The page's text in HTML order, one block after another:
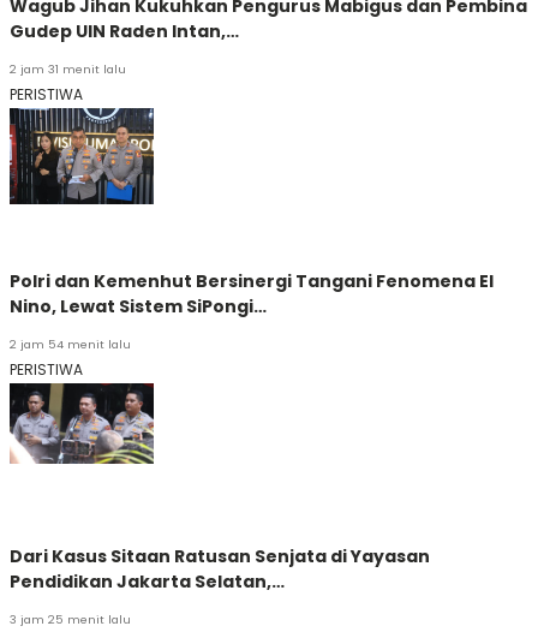
Wagub Jihan Kukuhkan Pengurus Mabigus dan Pembina
Gudep UIN Raden Intan,…
2 jam 31 menit lalu
PERISTIWA
Polri dan Kemenhut Bersinergi Tangani Fenomena El
Nino, Lewat Sistem SiPongi…
2 jam 54 menit lalu
PERISTIWA
Dari Kasus Sitaan Ratusan Senjata di Yayasan
Pendidikan Jakarta Selatan,…
3 jam 25 menit lalu